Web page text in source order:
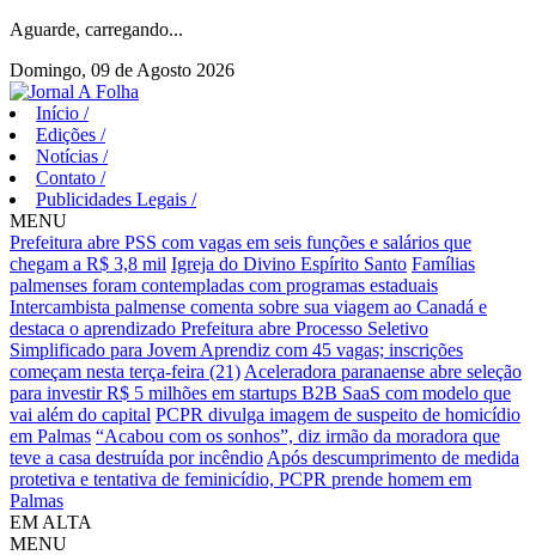
Aguarde, carregando...
Domingo, 09 de Agosto 2026
Início /
Edições /
Notícias /
Contato /
Publicidades Legais /
MENU
Prefeitura abre PSS com vagas em seis funções e salários que
chegam a R$ 3,8 mil Igreja do Divino Espírito Santo Famílias
palmenses foram contempladas com programas estaduais
Intercambista palmense comenta sobre sua viagem ao Canadá e
destaca o aprendizado Prefeitura abre Processo Seletivo
Simplificado para Jovem Aprendiz com 45 vagas; inscrições
começam nesta terça-feira (21) Aceleradora paranaense abre seleção
para investir R$ 5 milhões em startups B2B SaaS com modelo que
vai além do capital PCPR divulga imagem de suspeito de homicídio
em Palmas “Acabou com os sonhos”, diz irmão da moradora que
teve a casa destruída por incêndio Após descumprimento de medida
protetiva e tentativa de feminicídio, PCPR prende homem em
Palmas
EM ALTA
MENU